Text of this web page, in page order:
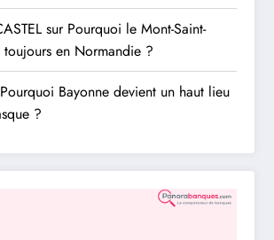
sur Pourquoi le Mont-Saint-
en Normandie ?
Pourquoi Bayonne devient un haut lieu
?